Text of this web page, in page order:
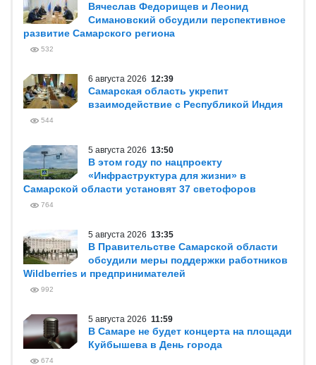
Вячеслав Федорищев и Леонид
Симановский обсудили перспективное
развитие Самарского региона
532
6 августа 2026 12:39
Самарская область укрепит
взаимодействие с Республикой Индия
544
5 августа 2026 13:50
В этом году по нацпроекту
«Инфраструктура для жизни» в
Самарской области установят 37 светофоров
764
5 августа 2026 13:35
В Правительстве Самарской области
обсудили меры поддержки работников
Wildberries и предпринимателей
992
5 августа 2026 11:59
В Самаре не будет концерта на площади
Куйбышева в День города
674